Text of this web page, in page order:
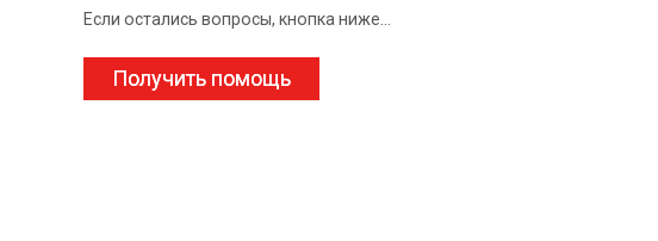
Если остались вопросы, кнопка ниже...
Получить помощь